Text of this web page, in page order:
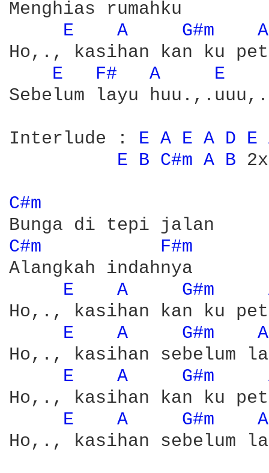
Menghias rumahku
E
A G#m
Ho,., kasihan kan ku
E
F# A
E
Sebelum layu
Interlude : E A E A D E
E B C#m A B 2x
C#m
C#m
F#m
Alangkah indahnya
E
A G#m
Ho,., kasihan kan ku
E
A G#m
Ho,., kasihan sebelum
E
A G#m
Ho,., kasihan kan ku
E
A G#m
Ho,., kasihan sebelum